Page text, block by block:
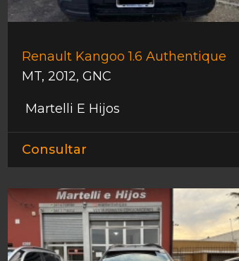
Renault Kangoo 1.6 Authentique
MT, 2012, GNC
Martelli E Hijos
Consultar